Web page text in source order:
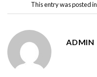
This entry was posted in
ADMIN